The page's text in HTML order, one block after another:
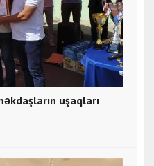
uşaqları